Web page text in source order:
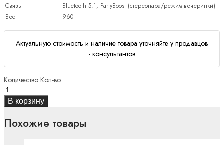
Связь
Bluetooth 5.1, PartyBoost (стереопара/режим вечеринки)
Вес
960 г
Актуальную стоимость и наличие товара уточняйте у продавцов
- консультантов
Количество Кол-во
В корзину
Похожие товары